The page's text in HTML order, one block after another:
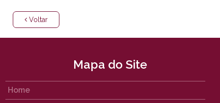
Voltar
Mapa do Site
Home